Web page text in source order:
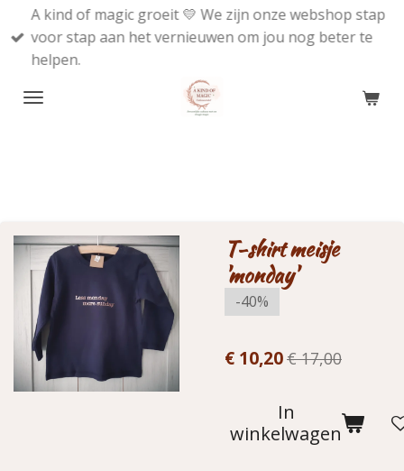
direct
naar
A kind of magic groeit 💛 We zijn onze webshop stap
voor stap aan het vernieuwen om jou nog beter te
helpen.
T-shirt meisje
'monday'
-40%
€ 10,20€ 17,00
In
winkelwagen